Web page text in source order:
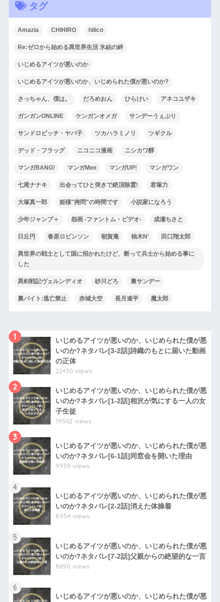
タグ
Amazia CHIHIRO hilico
Re:ゼロから始める異世界生活 氷結の絆
いじめるアイツが悪いのか
いじめるアイツが悪いのか、いじめられた僕が悪いのか?
さっちゃん、僕は。 だろめおん ひらけい アネコユザキ
ガンガンONLINE ケンガンオメガ サンデーうぇぶり
サンドロビッチ・ヤバ子 ツカハラミノリ ツギクル
デッド・フラッグ ニコニコ漫画 ニシカワ醇
マンガBANG! マンガMee マンガUP! マンガワン
七尾ナナキ 出会ってひと突きで絶頂除霊! 君塚力
大塚真一郎 姫様"拷問"の時間です 小説家になろう
少年ジャンプ＋ 怨画 -ファントム・ビデオ- 成瀬ちさと
日丘円 春原ロビンソン 朝賀庵 柚木N’ 田口翔太郎
異世界の戦士として国に招かれたけど、断って兵士から始める事に
した
異剣戦記ヴェルンディオ 砂川どろ 裏サンデー
裏バイト:逃亡禁止 赤城大空 長月達平 魔太郎
1
いじめるアイツが悪いのか、いじめられた僕が悪
いのか?ネタバレ[3-2話]詩織のもとに届いた動画
の正体
22430 views
2
いじめるアイツが悪いのか、いじめられた僕が悪
いのか?ネタバレ[1-2話]相沢が気にする一人の女
子生徒
19562 views
3
いじめるアイツが悪いのか、いじめられた僕が悪
いのか?ネタバレ[6-1話]同窓会を開いた理由
9939 views
4
いじめるアイツが悪いのか、いじめられた僕が悪
いのか?ネタバレ[2-2話]消えた体操着
8954 views
5
いじめるアイツが悪いのか、いじめられた僕が悪
いのか?ネタバレ[7-2話]父親からの絶望的な一言
8690 views
6
いじめるアイツが悪いのか、いじめられた僕が悪